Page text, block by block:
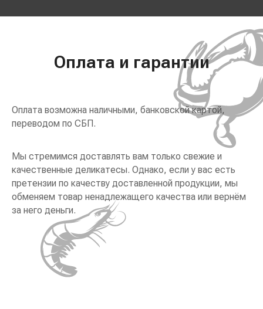
Оплата и гарантии
Оплата возможна наличными, банковской картой,
переводом по СБП.
Мы стремимся доставлять вам только свежие и
качественные деликатесы. Однако, если у вас есть
претензии по качеству доставленной продукции, мы
обменяем товар ненадлежащего качества или вернём
за него деньги.